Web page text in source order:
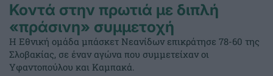
Κοντά στην πρωτιά με διπλή
«πράσινη» συμμετοχή
Η Εθνική ομάδα μπάσκετ Νεανίδων επικράτησε 78-60 της
Σλοβακίας, σε έναν αγώνα που συμμετείχαν οι
Υφαντοπούλου και Καμπακά.